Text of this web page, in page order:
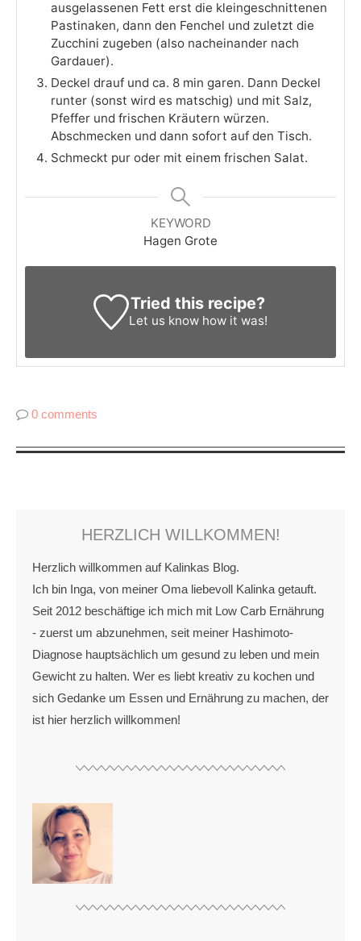
ausgelassenen Fett erst die kleingeschnittenen
Pastinaken, dann den Fenchel und zuletzt die
Zucchini zugeben (also nacheinander nach
Gardauer).
Deckel drauf und ca. 8 min garen. Dann Deckel
runter (sonst wird es matschig) und mit Salz,
Pfeffer und frischen Kräutern würzen.
Abschmecken und dann sofort auf den Tisch.
Schmeckt pur oder mit einem frischen Salat.
KEYWORD
Hagen Grote
Tried this recipe?
Let us knowhow it was!
0 comments
HERZLICH WILLKOMMEN!
Herzlich willkommen auf Kalinkas Blog.
Ich bin Inga, von meiner Oma liebevoll Kalinka getauft.
Seit 2012 beschäftige ich mich mit Low Carb Ernährung
- zuerst um abzunehmen, seit meiner Hashimoto-
Diagnose hauptsächlich um gesund zu leben und mein
Gewicht zu halten. Wer es liebt kreativ zu kochen und
sich Gedanke um Essen und Ernährung zu machen, der
ist hier herzlich willkommen!